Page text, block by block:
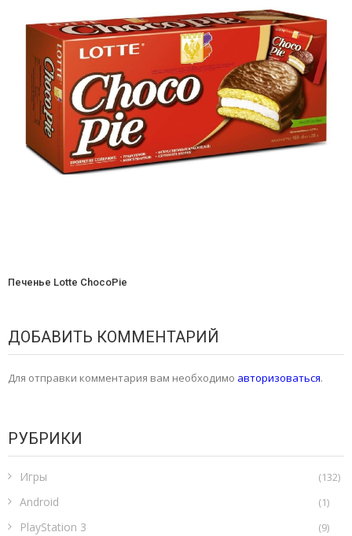
Печенье Lotte ChocoPie
ДОБАВИТЬ КОММЕНТАРИЙ
Для отправки комментария вам необходимо авторизоваться.
РУБРИКИ
Игры (132)
Android (1)
PlayStation 3 (9)